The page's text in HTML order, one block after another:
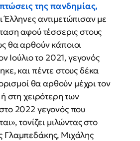
της πανδημίας,
αντιμετώπισαν με
αφού τέσσερις στους
θα αρθούν κάποιοι
Ιούλιο το 2021, γεγονός
και πέντε στους δέκα
θα αρθούν μέχρι τον
στη χειρότερη των
2022 γεγονός που
τονίζει μιλώντας στο
Μιχάλης